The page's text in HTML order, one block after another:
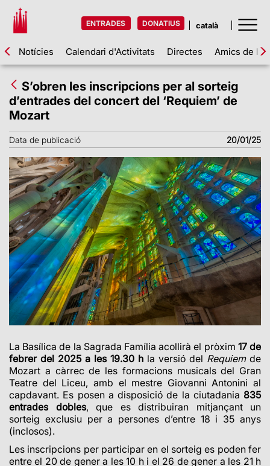
ENTRADES DONATIUS
Notícies Calendari d'Activitats Directes Amics de la
S’obren les inscripcions per al sorteig
d’entrades del concert del ‘Requiem’ de
Mozart
Data de publicació 20/01/25
La Basílica de la Sagrada Família acollirà el pròxim 17 de
febrer del 2025 a les 19.30 h la versió del Requiemde
Mozart a càrrec de les formacions musicals del Gran
Teatre del Liceu, amb el mestre Giovanni Antonini al
capdavant. Es posen a disposició de la ciutadania 835
entrades dobles, que es distribuiran mitjançant un
sorteig exclusiu per a persones d’entre 18 i 35 anys
(inclosos).
Les inscripcions per participar en el sorteig es poden fer
entre el 20 de gener a les 10 h i el 26 de gener a les 21 h